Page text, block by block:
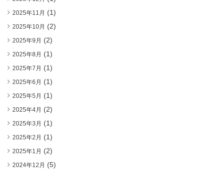
2025年11月 (1)
2025年10月 (2)
2025年9月 (2)
2025年8月 (1)
2025年7月 (1)
2025年6月 (1)
2025年5月 (1)
2025年4月 (2)
2025年3月 (1)
2025年2月 (1)
2025年1月 (2)
2024年12月 (5)